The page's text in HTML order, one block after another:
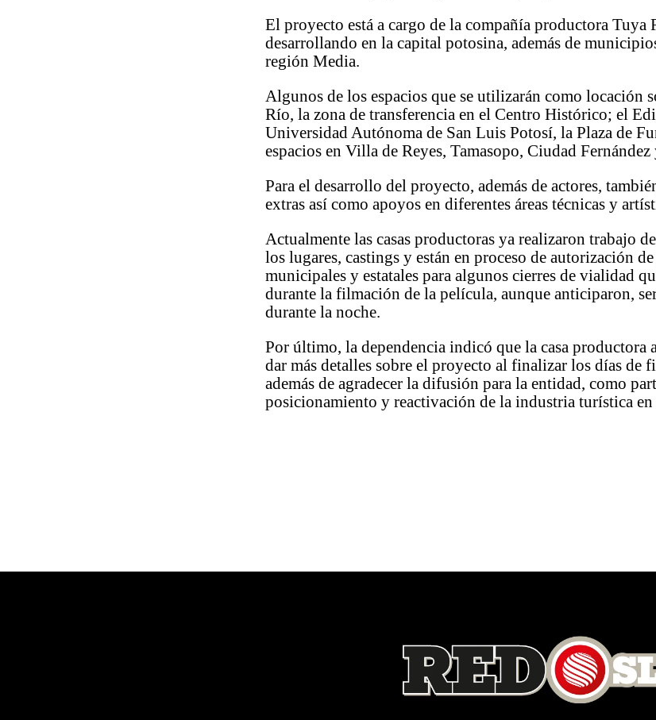
El proyecto está a cargo de la compañía productora Tuya
desarrollando en la capital potosina, además de
región Media.
Algunos de los espacios que se utilizarán como locación
Río, la zona de transferencia en el Centro Histórico; el
Universidad Autónoma de San Luis Potosí, la Plaza de
espacios en Villa de Reyes, Tamasopo, Ciudad
Para el desarrollo del proyecto, además de actores,
extras así como apoyos en diferentes áreas técnicas y
Actualmente las casas productoras ya realizaron trabajo
los lugares, castings y están en proceso de autorización
municipales y estatales para algunos cierres de vialidad
durante la filmación de la película, aunque anticiparon,
durante la noche.
Por último, la dependencia indicó que la casa
dar más detalles sobre el proyecto al finalizar los días de
además de agradecer la difusión para la entidad, como
posicionamiento y reactivación de la industria turística